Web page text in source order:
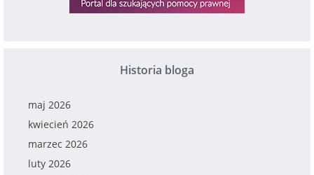
Historia bloga
maj 2026
kwiecień 2026
marzec 2026
luty 2026